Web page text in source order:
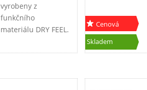
vyrobeny z
funkčního
materiálu DRY FEEL.
světle modrá
Cenová
akce
Skladem